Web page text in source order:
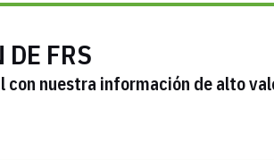
FRS
nuestra información de alto